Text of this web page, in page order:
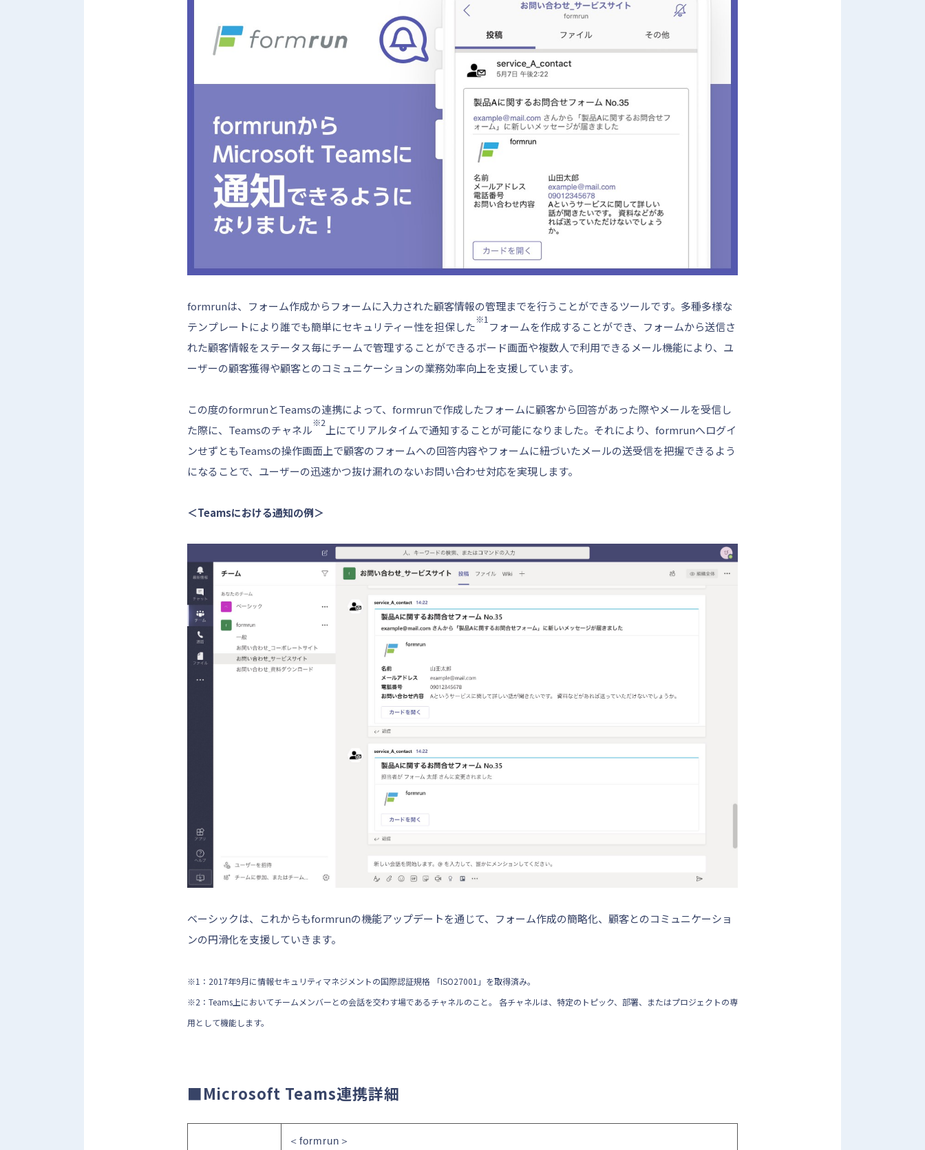
formrunは、フォーム作成からフォームに入力された顧客情報の管理までを行うことができるツールです。多種多様な
テンプレートにより誰でも簡単にセキュリティー性を担保した
※1
フォームを作成することができ、フォームから送信さ
れた顧客情報をステータス毎にチームで管理することができるボード画面や複数人で利用できるメール機能により、ユ
ーザーの顧客獲得や顧客とのコミュニケーションの業務効率向上を支援しています。
この度のformrunとTeamsの連携によって、formrunで作成したフォームに顧客から回答があった際やメールを受信し
た際に、Teamsのチャネル
※2
上にてリアルタイムで通知することが可能になりました。それにより、formrunへログイ
ンせずともTeamsの操作画面上で顧客のフォームへの回答内容やフォームに紐づいたメールの送受信を把握できるよう
になることで、ユーザーの迅速かつ抜け漏れのないお問い合わせ対応を実現します。
＜Teamsにおける通知の例＞
ベーシックは、これからもformrunの機能アップデートを通じて、フォーム作成の簡略化、顧客とのコミュニケーショ
ンの円滑化を支援していきます。
※1：2017年9月に情報セキュリティマネジメントの国際認証規格 「ISO27001」を取得済み。
※2：Teams上においてチームメンバーとの会話を交わす場であるチャネルのこと。 各チャネルは、特定のトピック、部署、またはプロジェクトの専
用として機能します。
■Microsoft Teams連携詳細
＜formrun＞